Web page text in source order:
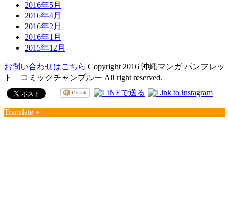
2016年5月
2016年4月
2016年2月
2016年1月
2015年12月
お問い合わせはこちら Copyright 2016 沖縄マンガ パンフレッ
ト コミックチャンプルー All right reserved.
Translate »